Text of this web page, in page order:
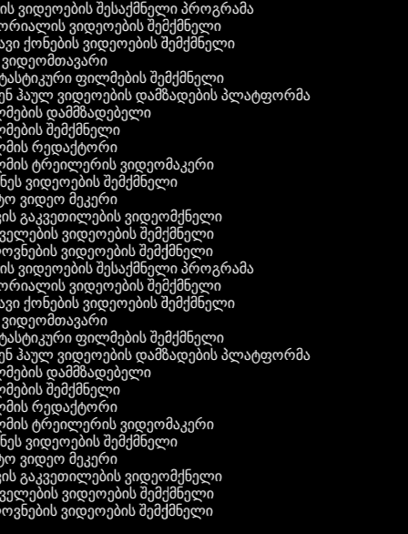
ვიდეოების შესაქმნელი პროგრამა
ვიდეოების შემქმნელი
ქონების ვიდეოების შემქმნელი
ფილმების შემქმნელი
ჰაულ ვიდეოების დამზადების პლატფორმა
დამმზადებელი
შემქმნელი
რედაქტორი
ტრეილერის ვიდეომაკერი
ვიდეოების შემქმნელი
ვიდეო მეკერი
გაკვეთილების ვიდეომქნელი
ვიდეოების შემქმნელი
ვიდეოების შემქმნელი
ვიდეოების შესაქმნელი პროგრამა
ვიდეოების შემქმნელი
ქონების ვიდეოების შემქმნელი
ფილმების შემქმნელი
ჰაულ ვიდეოების დამზადების პლატფორმა
დამმზადებელი
შემქმნელი
რედაქტორი
ტრეილერის ვიდეომაკერი
ვიდეოების შემქმნელი
ვიდეო მეკერი
გაკვეთილების ვიდეომქნელი
ვიდეოების შემქმნელი
ვიდეოების შემქმნელი